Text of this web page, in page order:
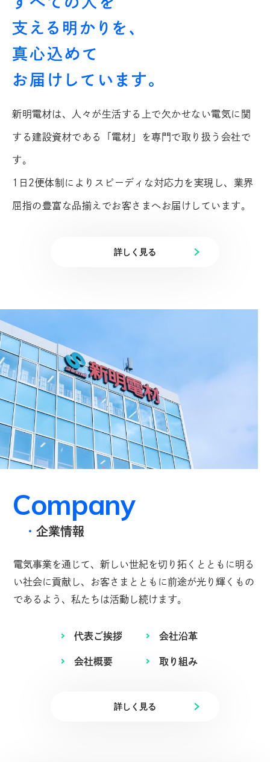
支える明かりを、
真心込めて
お届けしています。
新明電材は、人々が生活する上で欠かせない電気に関
する建設資材である「電材」を専門で取り扱う会社で
す。
1日2便体制によりスピーディな対応力を実現し、 業界
屈指の豊富な品揃えでお客さまへお届けしています。
詳しく見る
Company
企業情報
電気事業を通じて、新しい世紀を切り拓くとともに明る
い社会に貢献し、
お客さまとともに前途が光り輝くもの
であるよう、私たちは活動し続けます。
代表ご挨拶 会社沿革
会社概要 取り組み
詳しく見る